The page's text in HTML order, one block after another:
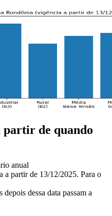
partir de quando
anual
a partir de 13/12/2025. Para o
dessa data passam a